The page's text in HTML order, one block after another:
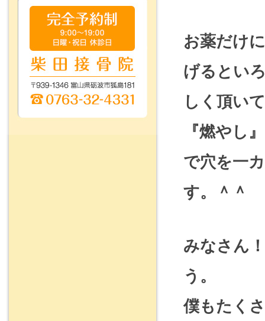
お薬だけ
げるとい
しく頂い
『燃やし
で穴を一
す。＾＾
みなさん
う。
僕もたく